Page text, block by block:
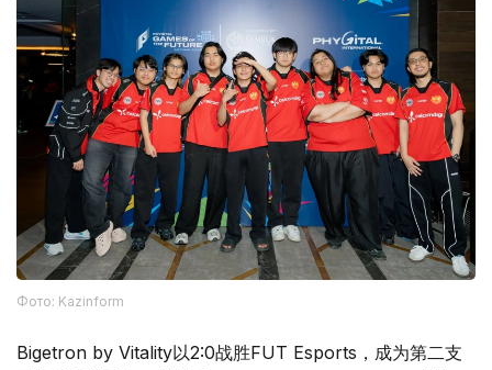
Фото: Kazinform
Bigetron by Vitality以2:0战胜FUT Esports，成为第二支